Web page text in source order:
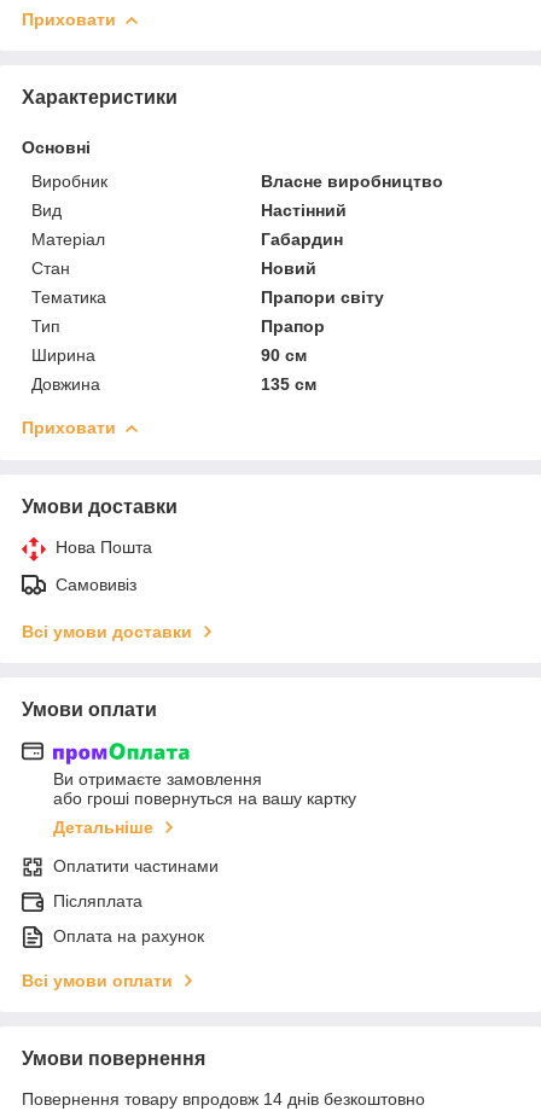
Приховати
Характеристики
Основні
Виробник
Власне виробництво
Вид
Настінний
Матеріал
Габардин
Стан
Новий
Тематика
Прапори світу
Тип
Прапор
Ширина
90 см
Довжина
135 см
Приховати
Умови доставки
Нова Пошта
Самовивіз
Всі умови доставки
Умови оплати
Ви отримаєте замовлення
або гроші повернуться на вашу картку
Детальніше
Оплатити частинами
Післяплата
Оплата на рахунок
Всі умови оплати
Умови повернення
Повернення товару впродовж 14 днів безкоштовно